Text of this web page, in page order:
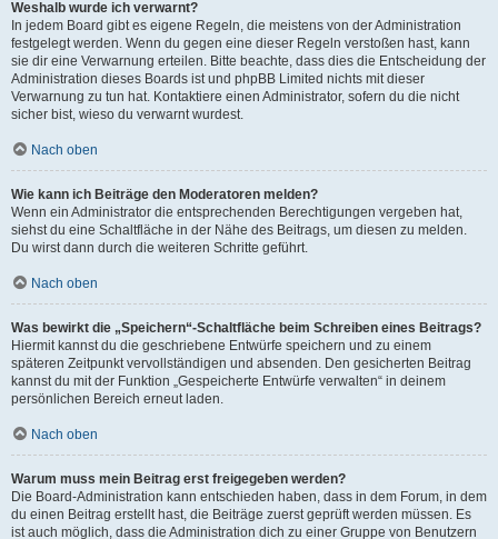
Weshalb wurde ich verwarnt?
In jedem Board gibt es eigene Regeln, die meistens von der Administration
festgelegt werden. Wenn du gegen eine dieser Regeln verstoßen hast, kann
sie dir eine Verwarnung erteilen. Bitte beachte, dass dies die Entscheidung der
Administration dieses Boards ist und phpBB Limited nichts mit dieser
Verwarnung zu tun hat. Kontaktiere einen Administrator, sofern du die nicht
sicher bist, wieso du verwarnt wurdest.
Nach oben
Wie kann ich Beiträge den Moderatoren melden?
Wenn ein Administrator die entsprechenden Berechtigungen vergeben hat,
siehst du eine Schaltfläche in der Nähe des Beitrags, um diesen zu melden.
Du wirst dann durch die weiteren Schritte geführt.
Nach oben
Was bewirkt die „Speichern“-Schaltfläche beim Schreiben eines Beitrags?
Hiermit kannst du die geschriebene Entwürfe speichern und zu einem
späteren Zeitpunkt vervollständigen und absenden. Den gesicherten Beitrag
kannst du mit der Funktion „Gespeicherte Entwürfe verwalten“ in deinem
persönlichen Bereich erneut laden.
Nach oben
Warum muss mein Beitrag erst freigegeben werden?
Die Board-Administration kann entschieden haben, dass in dem Forum, in dem
du einen Beitrag erstellt hast, die Beiträge zuerst geprüft werden müssen. Es
ist auch möglich, dass die Administration dich zu einer Gruppe von Benutzern